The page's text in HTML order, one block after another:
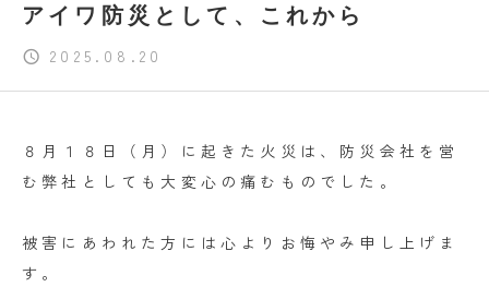
アイワ防災として、これから
2025.08.20
８月１８日（月）に起きた火災は、防災会社を営
む弊社としても大変心の痛むものでした。
被害にあわれた方には心よりお悔やみ申し上げま
す。